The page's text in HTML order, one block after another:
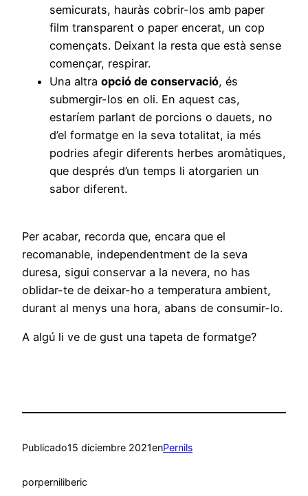
semicurats, hauràs cobrir-los amb paper
film transparent o paper encerat, un cop
començats. Deixant la resta que està sense
començar, respirar.
Una altra opció de conservació, és
submergir-los en oli. En aquest cas,
estaríem parlant de porcions o dauets, no
d’el formatge en la seva totalitat, ia més
podries afegir diferents herbes aromàtiques,
que després d’un temps li atorgarien un
sabor diferent.
Per acabar, recorda que, encara que el
recomanable, independentment de la seva
duresa, sigui conservar a la nevera, no has
oblidar-te de deixar-ho a temperatura ambient,
durant al menys una hora, abans de consumir-lo.
A algú li ve de gust una tapeta de formatge?
Publicado15 diciembre 2021enPernils
porperniliberic